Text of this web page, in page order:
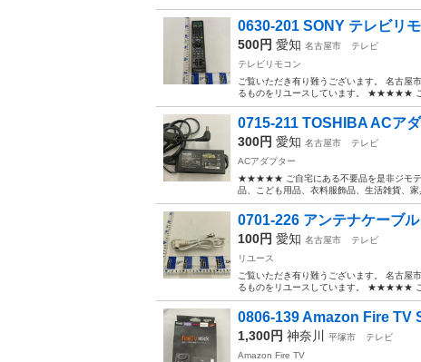
0630-201 SONY テレビリ
500円 愛知 名古屋市
テレビ
テレビリモコン
ご覧いただき有り難うございます。 名古屋
るものをリユースしています。 ★★★★★ ご
0715-211 TOSHIBA ACア
300円 愛知 名古屋市
テレビ
ACアダプター
★★★★★ ご自宅にある不要品を是非ジモテ
品、こども用品、衣料服飾品、生活雑貨、
0701-226 アンテナケーブ
100円 愛知 名古屋市
テレビ
リユース
ご覧いただき有り難うございます。 名古屋
るものをリユースしています。 ★★★★★ ご
0806-139 Amazon Fire TV
1,300円 神奈川 平塚市
テレビ
Amazon Fire TV